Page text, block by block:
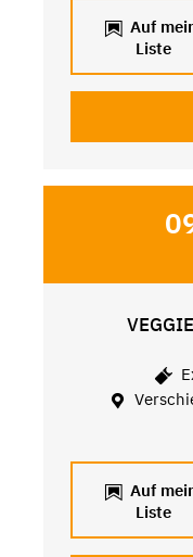
Auf
Liste
Auf
Liste